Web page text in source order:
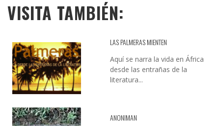
VISITA TAMBIÉN:
LAS PALMERAS MIENTEN
Aquí se narra la vida en África
desde las entrañas de la
literatura...
ANONIMAN